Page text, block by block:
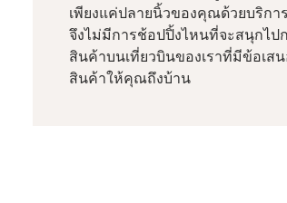
เพียงแค่ปลายนิ้วของคุณด้วยบริกา
จึงไม่มีการช้อปปิ้งไหนที่จะสนุกไป
สินค้าบนเที่ยวบินของเราที่มีข้อเส
สินค้าให้คุณถึงบ้าน